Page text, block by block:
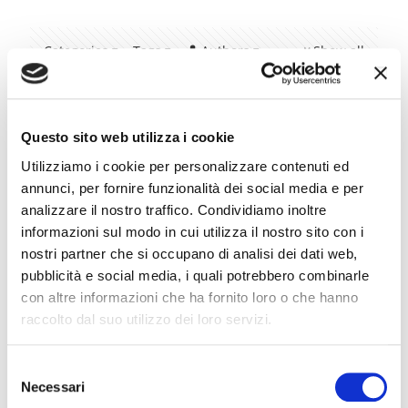
Questo sito web utilizza i cookie
Utilizziamo i cookie per personalizzare contenuti ed
annunci, per fornire funzionalità dei social media e per
analizzare il nostro traffico. Condividiamo inoltre
informazioni sul modo in cui utilizza il nostro sito con i
nostri partner che si occupano di analisi dei dati web,
pubblicità e social media, i quali potrebbero combinarle
con altre informazioni che ha fornito loro o che hanno
raccolto dal suo utilizzo dei loro servizi.
delNecessari
Categories Tags Authors Show all
admin@ocalab.it